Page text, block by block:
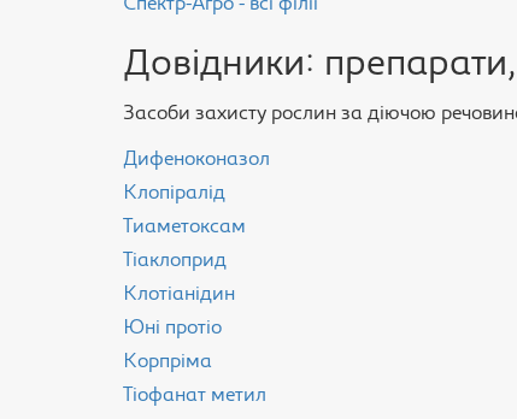
Спектр-Агро - всі філії
Довідники:
Засоби захисту рослин за діючою
Дифеноконазол
Клопіралід
Тиаметоксам
Тіаклоприд
Клотіанідин
Юні протіо
Корпріма
Тіофанат метил